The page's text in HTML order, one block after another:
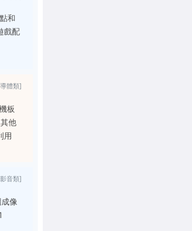
和
戲配
體類]
板
他
用
音類]
像